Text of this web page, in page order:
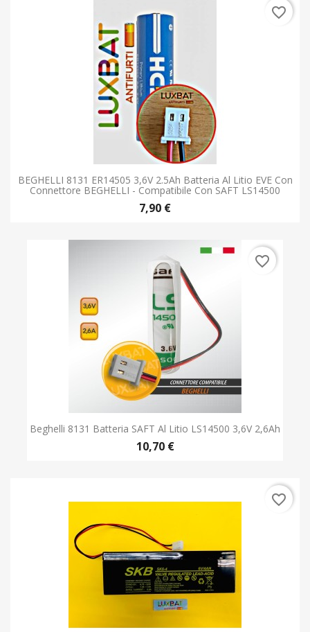
BEGHELLI 8131 ER14505 3,6V 2.5Ah Batteria Al Litio EVE Con
Connettore BEGHELLI - Compatibile Con SAFT LS14500
7,90 €
favorite_border
Beghelli 8131 Batteria SAFT Al Litio LS14500 3,6V 2,6Ah
10,70 €
favorite_border
favorite_border